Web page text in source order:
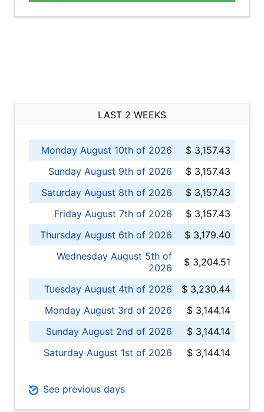
LAST 2 WEEKS
Monday August 10th of 2026
$ 3,157.43
Sunday August 9th of 2026
$ 3,157.43
Saturday August 8th of 2026
$ 3,157.43
Friday August 7th of 2026
$ 3,157.43
Thursday August 6th of 2026
$ 3,179.40
Wednesday August 5th of
2026
$ 3,204.51
Tuesday August 4th of 2026
$ 3,230.44
Monday August 3rd of 2026
$ 3,144.14
Sunday August 2nd of 2026
$ 3,144.14
Saturday August 1st of 2026
$ 3,144.14
See previous days